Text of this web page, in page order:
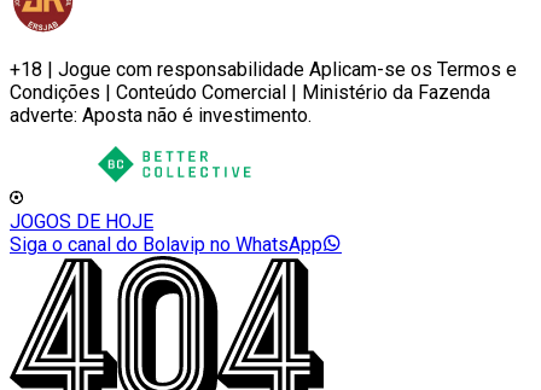
+18 | Jogue com responsabilidade Aplicam-se os Termos e
Condições | Conteúdo Comercial | Ministério da Fazenda
adverte: Aposta não é investimento.
JOGOS DE HOJE
Siga o canal do Bolavip no WhatsApp